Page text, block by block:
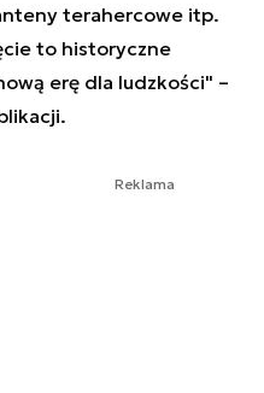
terahercowe itp.
to historyczne
erę dla ludzkości" –
Reklama